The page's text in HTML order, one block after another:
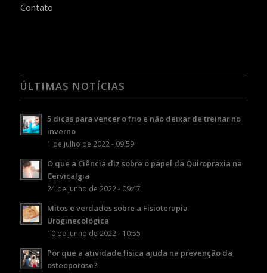
Contato
ÚLTIMAS NOTÍCIAS
5 dicas para vencer o frio e não deixar de treinar no
inverno
1 de julho de 2022 - 09:59
O que a Ciência diz sobre o papel da Quiropraxia na
Cervicalgia
24 de junho de 2022 - 09:47
Mitos e verdades sobre a Fisioterapia
Uroginecológica
10 de junho de 2022 - 10:55
Por que a atividade física ajuda na prevenção da
osteoporose?